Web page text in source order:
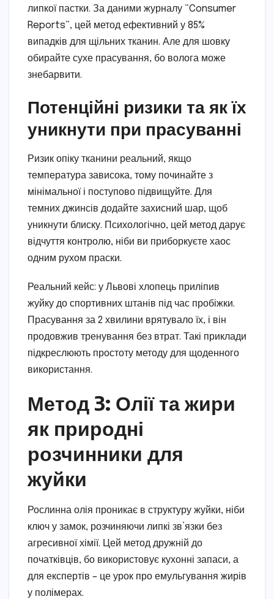
липкої пастки. За даними журналу “Consumer
Reports”, цей метод ефективний у 85%
випадків для щільних тканин. Але для шовку
обирайте сухе прасування, бо волога може
знебарвити.
Потенційні ризики та як їх
уникнути при прасуванні
Ризик опіку тканини реальний, якщо
температура зависока, тому починайте з
мінімальної і поступово підвищуйте. Для
темних джинсів додайте захисний шар, щоб
уникнути блиску. Психологічно, цей метод дарує
відчуття контролю, ніби ви приборкуєте хаос
одним рухом праски.
Реальний кейс: у Львові хлопець приліпив
жуйку до спортивних штанів під час пробіжки.
Прасування за 2 хвилини врятувало їх, і він
продовжив тренування без втрат. Такі приклади
підкреслюють простоту методу для щоденного
використання.
Метод 3: Олії та жири
як природні
розчинники для
жуйки
Рослинна олія проникає в структуру жуйки, ніби
ключ у замок, розчиняючи липкі зв’язки без
агресивної хімії. Цей метод дружній до
початківців, бо використовує кухонні запаси, а
для експертів – це урок про емульгування жирів
у полімерах.